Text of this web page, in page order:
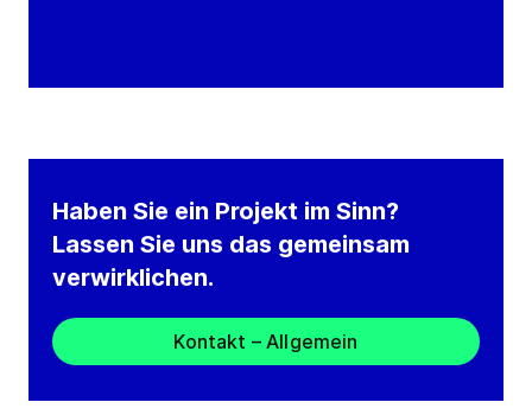
Haben Sie ein Projekt im Sinn?
Lassen Sie uns das gemeinsam
verwirklichen.
Kontakt – Allgemein